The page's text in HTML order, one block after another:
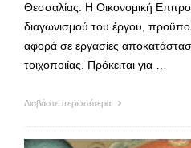
Θεσσαλίας. Η Οικονομική
διαγωνισμού του έργου,
αφορά σε εργασίες
τοιχοποιίας. Πρόκειται για …
Διαβάστε περισσότερα